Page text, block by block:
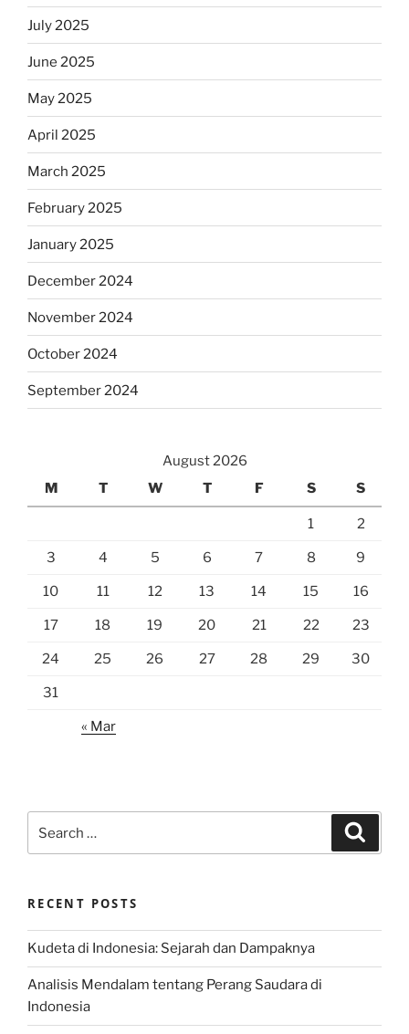
July 2025
June 2025
May 2025
April 2025
March 2025
February 2025
January 2025
December 2024
November 2024
October 2024
September 2024
August 2026
M
T W T F S S
1 2
3 4 5 6 7 8 9
10 11 12 13 14 15 16
17 18 19 20 21 22 23
24 25 26 27 28 29 30
31
« Mar
for:
RECENT POSTS
Kudeta di Indonesia: Sejarah dan Dampaknya
Analisis Mendalam tentang Perang Saudara di
Indonesia